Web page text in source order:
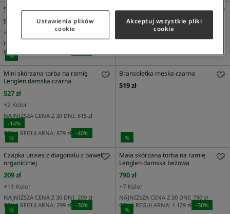
Skarpety unisex
95 zł
+
NAJNIŻSZA CENA Z 30 DNI:
CENA REGULARNA:
Skórzana torba na ramię Chantaco
Piqué
NAJNIŻSZA CENA Z 30 DNI: 461 zł
%
Mini skórzana torba na ramię
Lenglen damska czarna
527 zł
+2 Kolor
NAJNIŻSZA CENA Z 30 DNI: 615 zł
-14%
CENA REGULARNA: 879 zł -40%
Bransoletka męska czarna
519 zł
%
Czapka unisex z diagonalu z bawełny
organicznej
209 zł
+11 Kolor
NAJNIŻSZA CENA Z 30 DNI: 209 zł
CENA REGULARNA: 299 zł -30%
%
Mała skórzana torba na ramię
Lenglen damska beżowa
790 zł
+7 Kolor
NAJNIŻSZA CENA Z 30 DNI: 790 zł
CENA REGULARNA: 1.129 zł -30%
% %
Ustawienia plików
cookie
Akceptuj wszystkie pliki
cookie